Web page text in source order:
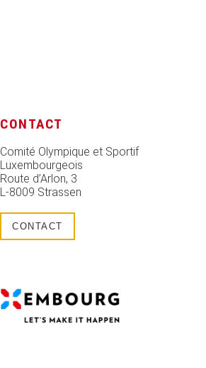
CONTACT
Comité Olympique et Sportif
Luxembourgeois
Route d’Arlon, 3
L-8009 Strassen
CONTACT